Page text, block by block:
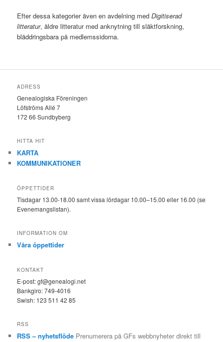
Efter dessa kategorier även en avdelning medDigitiserad
litteratur, äldre litteratur med anknytning till släktforskning,
bläddringsbara på medlemssidorna.
ADRESS
Genealogiska Föreningen
Löfströms Allé 7
172 66 Sundbyberg
HITTA HIT
KARTA
KOMMUNIKATIONER
ÖPPETTIDER
Tisdagar 13.00-18.00 samt vissa lördagar 10.00–15.00 eller 16.00 (se
Evenemangslistan).
INFORMATION OM
Våra öppettider
KONTAKT
E-post: gf@genealogi.net
Bankgiro: 749-4016
Swish: 123 511 42 85
RSS
RSS – nyhetsflöde Prenumerera på GFs webbnyheter direkt till